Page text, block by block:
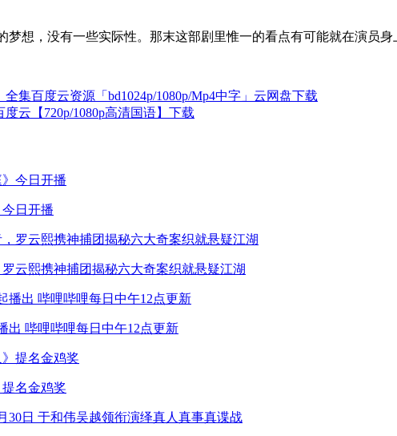
梦想，没有一些实际性。那末这部剧里惟一的看点有可能就在演员
全集百度云资源「bd1024p/1080p/Mp4中字」云网盘下载
度云【720p/1080p高清国语】下载
日开播
罗云熙携神捕团揭秘六大奇案织就悬疑江湖
出 哔哩哔哩每日中午12点更新
名金鸡奖